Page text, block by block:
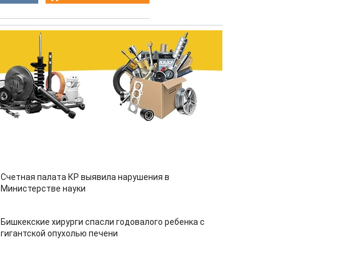
Счетная палата КР выявила нарушения в
Министерстве науки
Бишкекские хирурги спасли годовалого ребенка с
гигантской опухолью печени